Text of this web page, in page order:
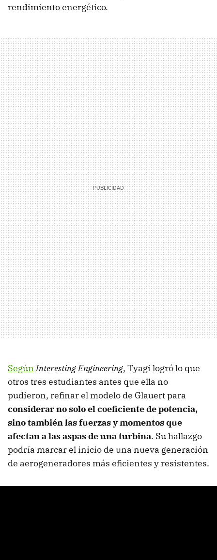
rendimiento energético.
Según Interesting Engineering, Tyagi logró lo que
otros tres estudiantes antes que ella no
pudieron, refinar el modelo de Glauert para
considerar no solo el coeficiente de potencia,
sino también las fuerzas y momentos que
afectan a las aspas de una turbina. Su hallazgo
podría marcar el inicio de una nueva generación
de aerogeneradores más eficientes y resistentes.